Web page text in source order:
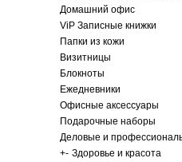
Домашний офис
ViP Записные книжки
Папки из кожи
Визитницы
Блокноты
Ежедневники
Офисные аксессуары
Подарочные наборы
Деловые и
+- Здоровье и красота